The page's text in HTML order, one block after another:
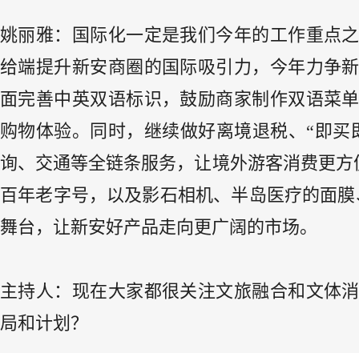
姚丽雅：国际化一定是我们今年的工作重点
给端提升新安商圈的国际吸引力，今年力争
面完善中英双语标识，鼓励商家制作双语菜
购物体验。同时，继续做好离境退税、“即
询、交通等全链条服务，让境外游客消费更
百年老字号，以及影石相机、半岛医疗的面
舞台，让新安好产品走向更广阔的市场。
主持人：现在大家都很关注文旅融合和文体
局和计划？